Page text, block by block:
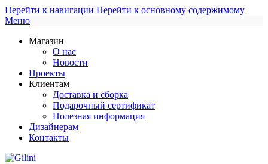
Перейти к навигации Перейти к основному содержимому
Меню
Магазин
О нас
Новости
Проекты
Клиентам
Доставка и сборка
Подарочный сертификат
Полезная информация
Дизайнерам
Контакты